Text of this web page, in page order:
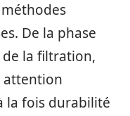
De la phase
de la filtration,
attention
la fois durabilité